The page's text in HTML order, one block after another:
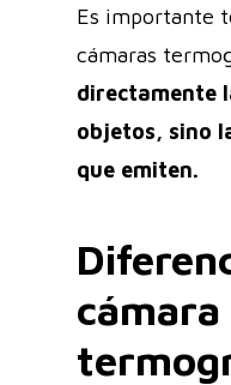
Es importante
cámaras
directamente
objetos, sino
que emiten.